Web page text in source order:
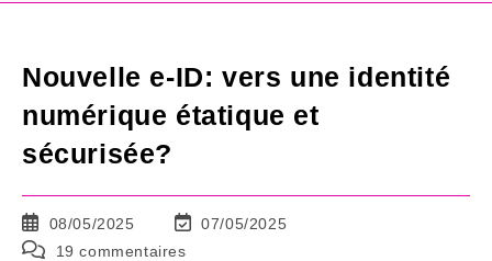
Nouvelle e-ID: vers une identité
numérique étatique et
sécurisée?
Publication
publiée :
08/05/2025
Dernière
07/05/2025
Commentaires
19 commentaires